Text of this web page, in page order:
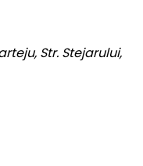
Str. Stejarului,